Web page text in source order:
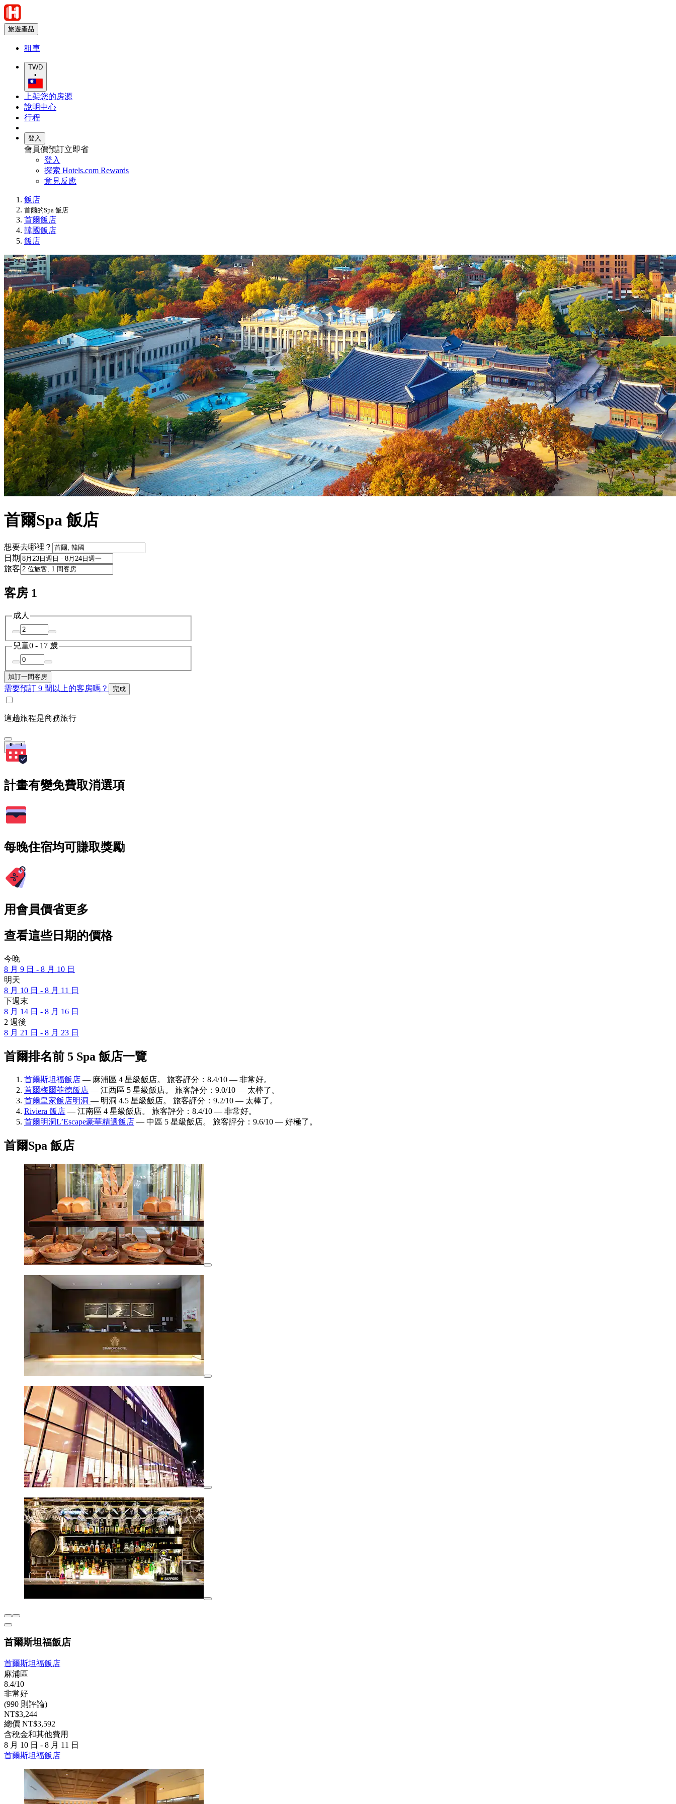
旅遊產品
租車
TWD
•
上架您的房源
說明中心
行程
登入
會員價預訂立即省
登入
探索 Hotels.com Rewards
意見反應
飯店
首爾的Spa 飯店
首爾飯店
韓國飯店
飯店
首爾Spa 飯店
想要去哪裡？
日期
旅客
客房 1
成人
兒童0 - 17 歲
加訂一間客房
需要預訂 9 間以上的客房嗎？ 完成
這趟旅程是商務旅行
搜尋
計畫有變免費取消選項
每晚住宿均可賺取獎勵
用會員價省更多
查看這些日期的價格
今晚
8 月 9 日 - 8 月 10 日
明天
8 月 10 日 - 8 月 11 日
下週末
8 月 14 日 - 8 月 16 日
2 週後
8 月 21 日 - 8 月 23 日
首爾排名前 5 Spa 飯店一覽
首爾斯坦福飯店 — 麻浦區 4 星級飯店。 旅客評分：8.4/10 — 非常好。
首爾梅爾菲德飯店 — 江西區 5 星級飯店。 旅客評分：9.0/10 — 太棒了。
首爾皇家飯店明洞 — 明洞 4.5 星級飯店。 旅客評分：9.2/10 — 太棒了。
Riviera 飯店 — 江南區 4 星級飯店。 旅客評分：8.4/10 — 非常好。
首爾明洞L’Escape豪華精選飯店 — 中區 5 星級飯店。 旅客評分：9.6/10 — 好極了。
首爾Spa 飯店
首爾斯坦福飯店
首爾斯坦福飯店
麻浦區
8.4/10
非常好
(990 則評論)
NT$3,244
總價 NT$3,592
含稅金和其他費用
8 月 10 日 - 8 月 11 日
首爾斯坦福飯店